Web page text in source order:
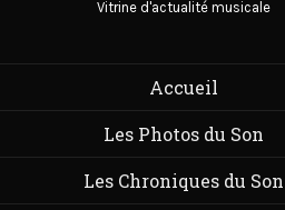
Vitrine d'actualité musicale
Accueil
Les Photos du Son
Les Chroniques du Son